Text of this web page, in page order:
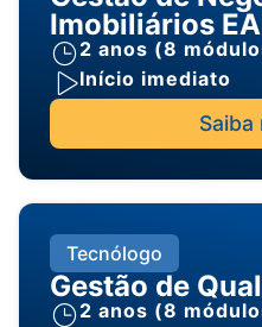
Imobiliários
2 anos (8
Início imediato
Saiba
Tecnólogo
Gestão de
2 anos (8